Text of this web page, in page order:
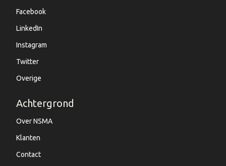
Facebook
LinkedIn
Instagram
Twitter
Overige
Achtergrond
Over NSMA
Klanten
Contact